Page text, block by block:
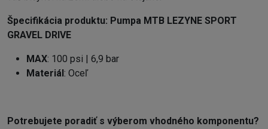
Špecifikácia produktu: Pumpa MTB LEZYNE SPORT
GRAVEL DRIVE
MAX: 100 psi | 6,9 bar
Materiál : Oceľ
Potrebujete poradiť s výberom vhodného komponentu?